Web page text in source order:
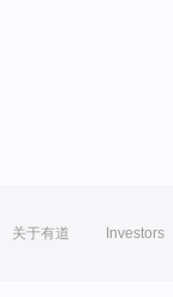
关于有道 Investors